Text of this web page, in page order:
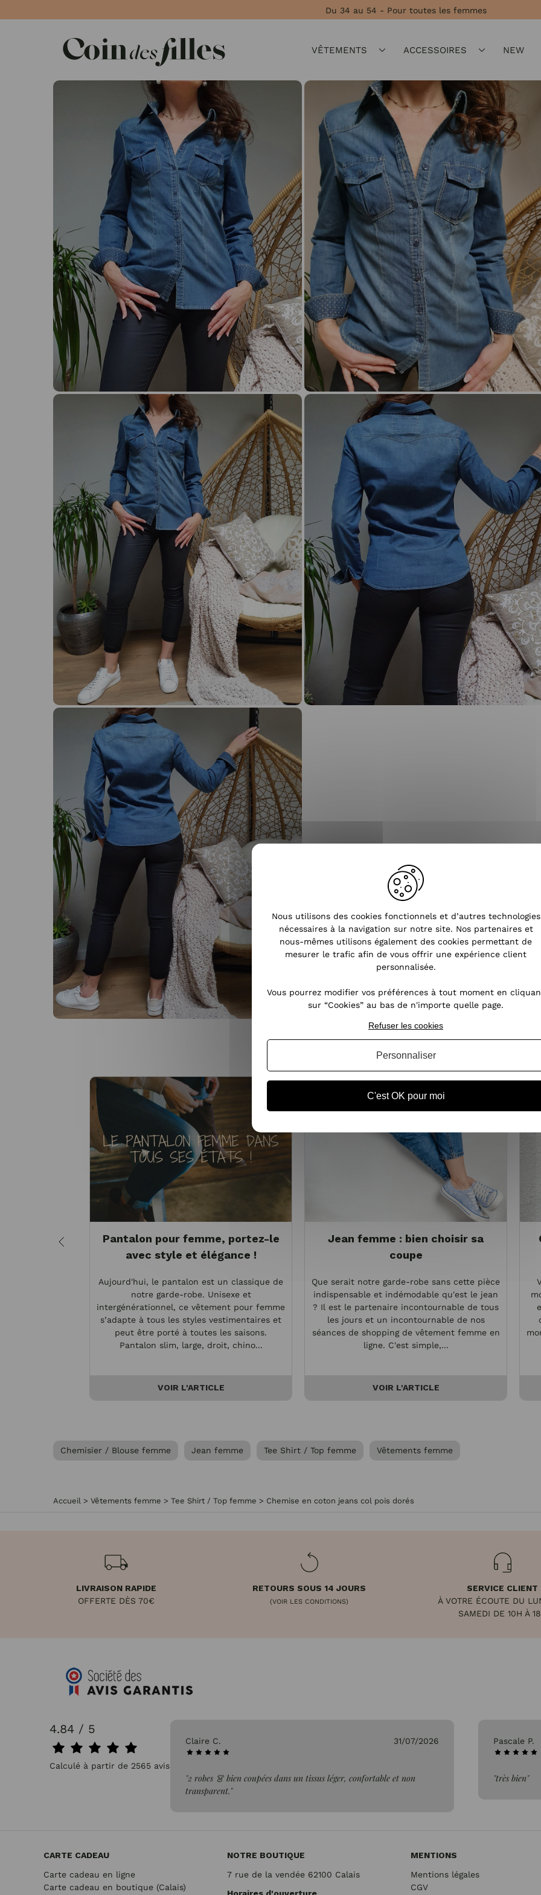
Du 34 au 54 - Pour toutes les femmes
VÊTEMENTS ACCESSOIRES NEW
Tendances
Pantalon pour femme, portez-le
avec style et élégance !
Aujourd'hui, le pantalon est un classique de
notre garde-robe. Unisexe et
intergénérationnel, ce vêtement pour femme
s’adapte à tous les styles vestimentaires et
peut être porté à toutes les saisons.
Pantalon slim, large, droit, chino...
VOIR L'ARTICLE
Jean femme : bien choisir sa
coupe
Que serait notre garde-robe sans cette pièce
indispensable et indémodable qu'est le jean
? Il est le partenaire incontournable de tous
les jours et un incontournable de nos
séances de shopping de vêtement femme en
ligne. C'est simple,...
VOIR L'ARTICLE
Chemisier / Blouse femme Jean femme Tee Shirt / Top femme Vêtements femme
Accueil > Vêtements femme > Tee Shirt / Top femme > Chemise en coton jeans col pois dorés
LIVRAISON RAPIDE
OFFERTE DÈS 70€
RETOURS SOUS 14 JOURS
(VOIR LES CONDITIONS)
SERVICE CLIENT
À VOTRE ÉCOUTE DU
SAMEDI DE 10H À
4.84 / 5
Calculé à partir de 2565 avis.
31/07/2026 Pascale P. 26/07/2026
"très bien"
CARTE CADEAU
Carte cadeau en ligne
Carte cadeau en boutique (Calais)
NOTRE BOUTIQUE
7 rue de la vendée 62100 Calais
MENTIONS
Mentions légales
CGV
Nous utilisons des cookies fonctionnels et d’autres technologies
nécessaires à la navigation sur notre site. Nos partenaires et
nous-mêmes utilisons également des cookies permettant de
mesurer le trafic afin de vous offrir une expérience client
personnalisée.
Vous pourrez modifier vos préférences à tout moment en
sur “Cookies” au bas de n'importe quelle page.
C'est OK pour moi
Refuser les cookies
Personnaliser